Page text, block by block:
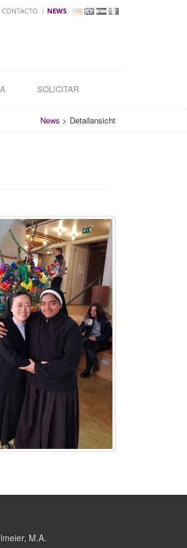
CONTACTO NEWS
SOLICITAR
News > Detailansicht
M.A.